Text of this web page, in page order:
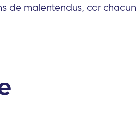
de malentendus, car chacun